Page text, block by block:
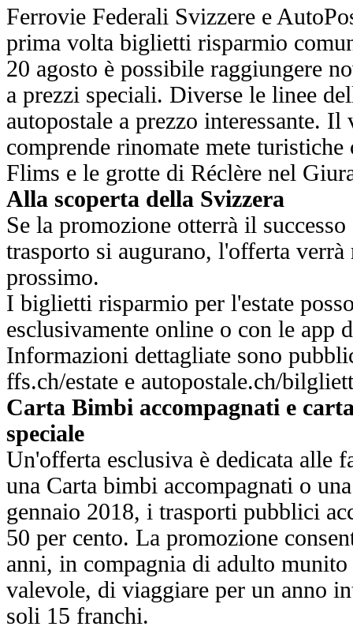
Ferrovie Federali Svizzere e
prima volta biglietti risparmio
20 agosto è possibile raggiungere
a prezzi speciali. Diverse le linee
autopostale a prezzo interessante.
comprende rinomate mete
Flims e le grotte di Réclère nel
Alla scoperta della Svizzera
Se la promozione otterrà il
trasporto si augurano, l'offerta
prossimo.
I biglietti risparmio per l'estate
esclusivamente online o con le app
Informazioni dettagliate sono
ffs.ch/estate e autopostale.ch/
Carta Bimbi accompagnati e
speciale
Un'offerta esclusiva è dedicata alle
una Carta bimbi accompagnati o
gennaio 2018, i trasporti pubblici
50 per cento. La promozione
anni, in compagnia di adulto
valevole, di viaggiare per un anno
soli 15 franchi.